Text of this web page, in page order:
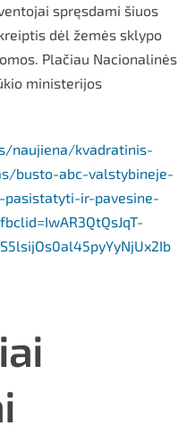
spręsdami šiuos
dėl žemės sklypo
Plačiau Nacionalinės
ministerijos
naujiena/kvadratinis-
busto-abc-valstybineje-
ir-pavesine-